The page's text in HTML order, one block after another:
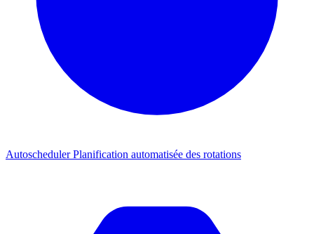
AutoschedulerPlanification automatisée des rotations